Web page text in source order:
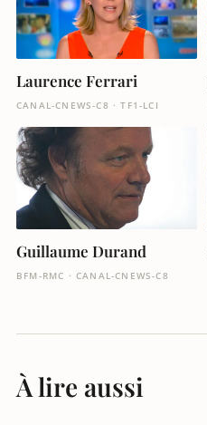
Laurence Ferrari
CANAL-CNEWS-C8 · TF1-LCI
Guillaume Durand
BFM-RMC · CANAL-CNEWS-C8
À lire aussi